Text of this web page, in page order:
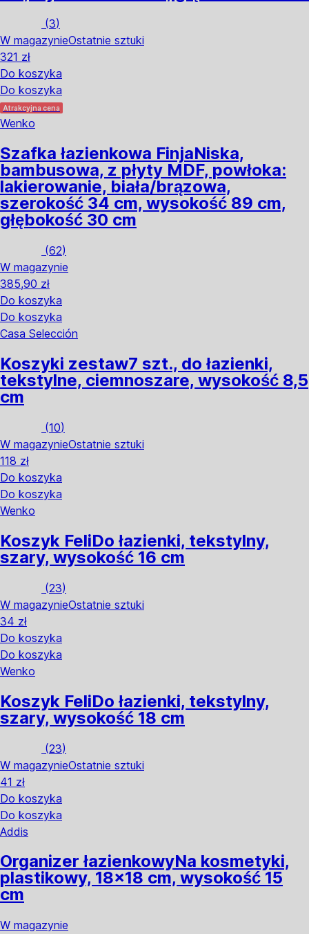
(3)
W magazynieOstatnie sztuki
321 zł
Do koszyka
Do koszyka
Atrakcyjna cena
Wenko
Szafka łazienkowa FinjaNiska,
bambusowa, z płyty MDF, powłoka:
lakierowanie, biała/brązowa,
szerokość 34 cm, wysokość 89 cm,
głębokość 30 cm
(62)
W magazynie
385,90 zł
Do koszyka
Do koszyka
Casa Selección
Koszyki zestaw7 szt., do łazienki,
tekstylne, ciemnoszare, wysokość 8,5
cm
(10)
W magazynieOstatnie sztuki
118 zł
Do koszyka
Do koszyka
Wenko
Koszyk FeliDo łazienki, tekstylny,
szary, wysokość 16 cm
(23)
W magazynieOstatnie sztuki
34 zł
Do koszyka
Do koszyka
Wenko
Koszyk FeliDo łazienki, tekstylny,
szary, wysokość 18 cm
(23)
W magazynieOstatnie sztuki
41 zł
Do koszyka
Do koszyka
Addis
Organizer łazienkowyNa kosmetyki,
plastikowy, 18x18 cm, wysokość 15
cm
W magazynie